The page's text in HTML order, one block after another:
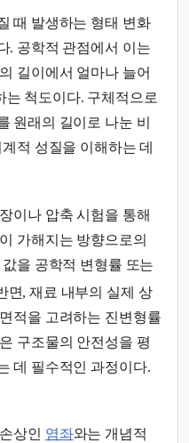
때 발생하는 형태 변화
. 공학적 관점에서 이는
길이에서 얼마나 늘어
는 척도이다. 구체적으로
원래의 길이로 나눈 비
적 성질을 이해하는 데
이나 압축 시험을 통해
가해지는 방향으로의
을 공학적 변형률 또는
면, 재료 내부의 실제 상
적을 고려하는 진변형률
구조물의 안전성을 평
데 필수적인 과정이다.
상인 염좌와는 개념적